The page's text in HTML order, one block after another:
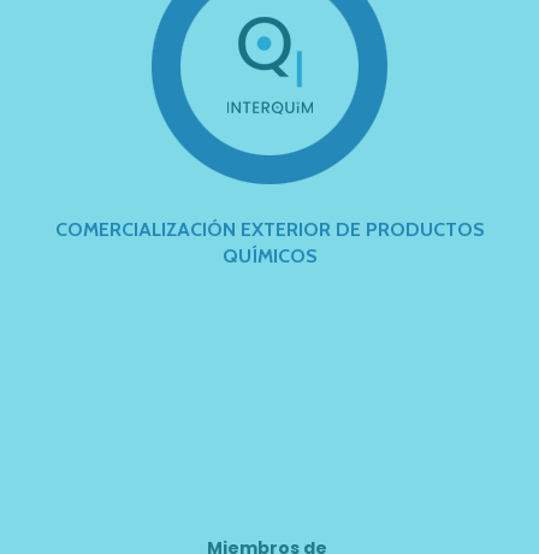
COMERCIALIZACIÓN EXTERIOR DE PRODUCTOS
QUÍMICOS
Miembros de